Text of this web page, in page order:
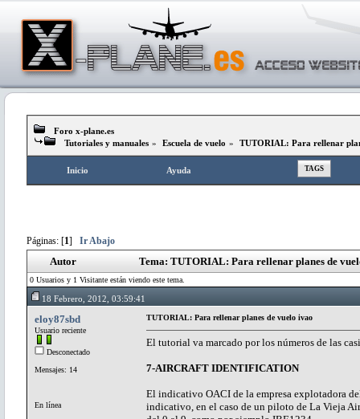
Foro x-plane.es
Tutoriales y manuales » Escuela de vuelo » TUTORIAL: Para rellenar
Inicio Ayuda TAGS
Páginas: [1] Ir Abajo
Autor Tema: TUTORIAL: Para rellenar planes de
0 Usuarios y 1 Visitante están viendo este tema.
18 Febrero, 2012, 03:59:41
eloy87sbd
Usuario reciente
Desconectado
Mensajes: 14
En línea
TUTORIAL: Para rellenar planes de vuelo ivao
El tutorial va marcado por los números de las
7-AIRCRAFT IDENTIFICATION
El indicativo OACI de la empresa explotadora
indicativo, en el caso de un piloto de La Vieja